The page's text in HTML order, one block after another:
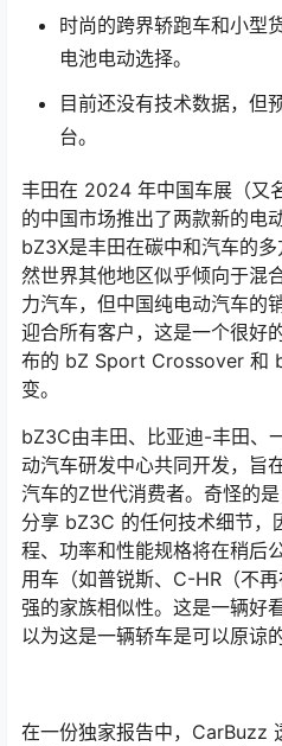
时尚的跨界轿跑车和小型
电池电动选择。
目前还没有技术数据，但
台。
丰田在 2024 年中国车展（又
的中国市场推出了两款新的电
bZ3X是丰田在碳中和汽车的
然世界其他地区似乎倾向于混
力汽车，但中国纯电动汽车的
迎合所有客户，这是一个很好
布的 bZ Sport Crossover 和
变。
bZ3C由丰田、比亚迪-丰田、
动汽车研发中心共同开发，旨
汽车的Z世代消费者。奇怪的
分享 bZ3C 的任何技术细节，
程、功率和性能规格将在稍后
用车（如普锐斯、C-HR（不
强的家族相似性。这是一辆好
以为这是一辆轿车是可以原谅的
在一份独家报告中，CarBuzz